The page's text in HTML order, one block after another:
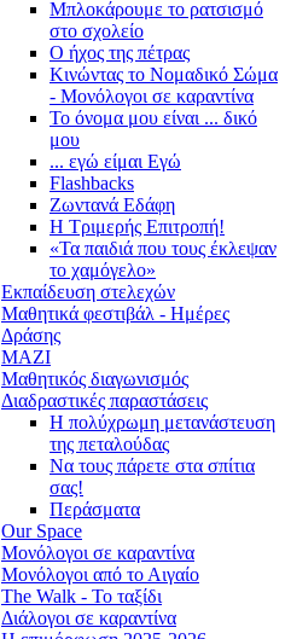
Μπλοκάρουμε το ρατσισμό
στο σχολείο
Ο ήχος της πέτρας
Κινώντας το Νομαδικό Σώμα
- Μονόλογοι σε καραντίνα
Το όνομα μου είναι ... δικό
μου
... εγώ είμαι Εγώ
Flashbacks
Ζωντανά Εδάφη
Η Τριμερής Επιτροπή!
«Τα παιδιά που τους έκλεψαν
το χαμόγελο»
Εκπαίδευση στελεχών
Μαθητικά φεστιβάλ - Ημέρες
Δράσης
ΜΑΖΙ
Μαθητικός διαγωνισμός
Διαδραστικές παραστάσεις
Η πολύχρωμη μετανάστευση
της πεταλούδας
Να τους πάρετε στα σπίτια
σας!
Περάσματα
Our Space
Μονόλογοι σε καραντίνα
Μονόλογοι από το Αιγαίο
The Walk - Το ταξίδι
Διάλογοι σε καραντίνα